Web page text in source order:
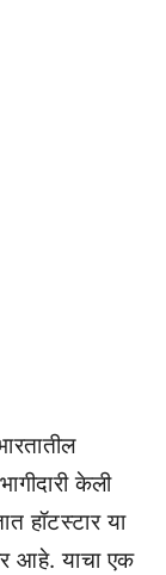
केली
हॉटस्टार या
आहे. याचा एक